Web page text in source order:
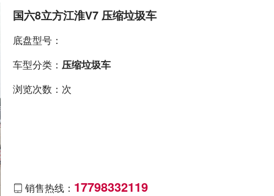
国六8立方江淮V7 压缩垃圾车
底盘型号：
车型分类： 压缩垃圾车
浏览次数：次
 销售热线： 17798332119